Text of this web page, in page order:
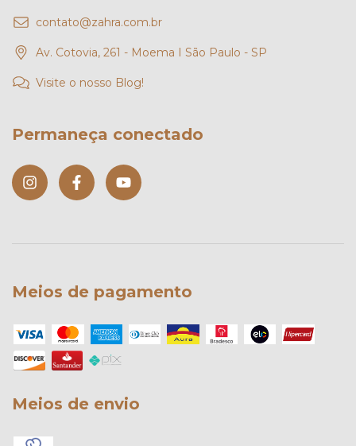
contato@zahra.com.br
Av. Cotovia, 261 - Moema I São Paulo - SP
Visite o nosso Blog!
Permaneça conectado
Meios de pagamento
Meios de envio